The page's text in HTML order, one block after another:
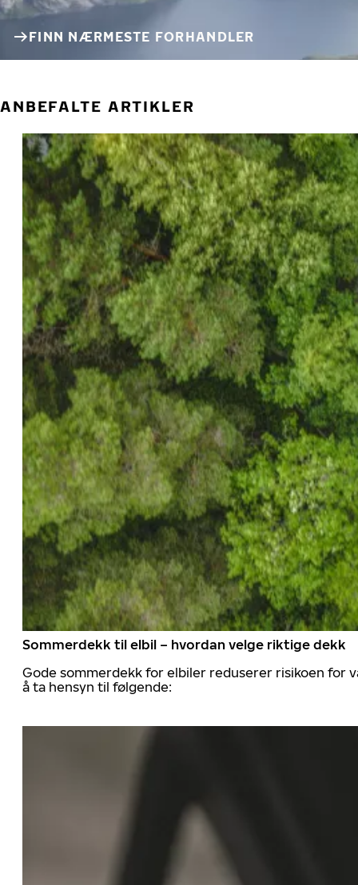
FINN NÆRMESTE FORHANDLER
ANBEFALTE ARTIKLER
Sommerdekk til elbil – hvordan velge riktige dekk
Gode sommerdekk for elbiler reduserer risikoen for
å ta hensyn til følgende: